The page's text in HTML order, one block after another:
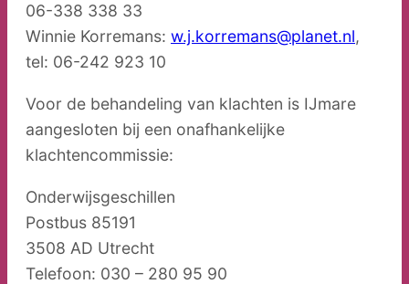
06-338 338 33
Winnie Korremans: w.j.korremans@planet.nl,
tel: 06-242 923 10
Voor de behandeling van klachten is IJmare
aangesloten bij een onafhankelijke
klachtencommissie:
Onderwijsgeschillen
Postbus 85191
3508 AD Utrecht
Telefoon: 030 – 280 95 90